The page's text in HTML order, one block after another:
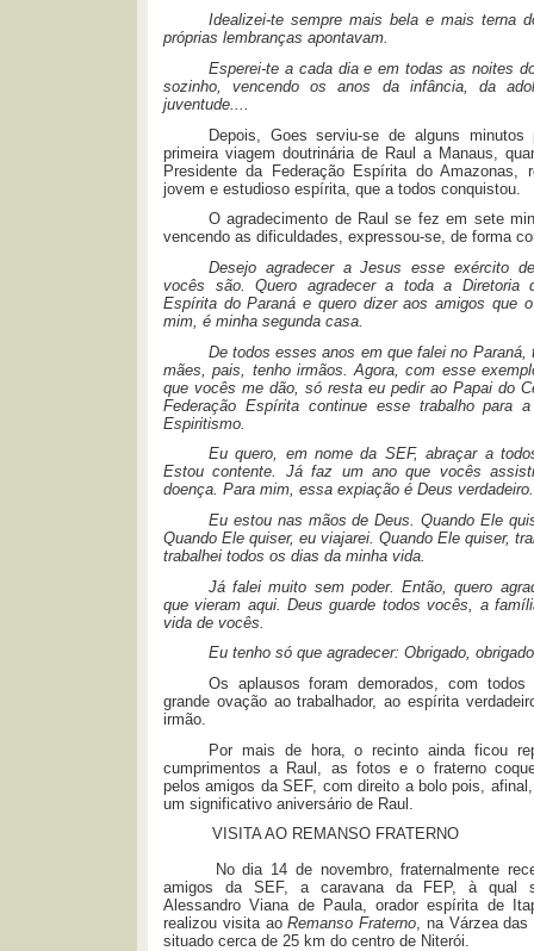
Idealizei-te sempre mais bela e mais terna
próprias lembranças apontavam.
Esperei-te a cada dia e em todas as noites
sozinho, vencendo os anos da infância, da
juventude....
Depois, Goes serviu-se de alguns minutos
primeira viagem doutrinária de Raul a Manaus,
Presidente da Federação Espírita do Amazonas,
jovem e estudioso espírita, que a todos conquistou.
O agradecimento de Raul se fez em sete
vencendo as dificuldades, expressou-se, de forma
Desejo agradecer a Jesus esse exército
vocês são. Quero agradecer a toda a Diretoria
Espírita do Paraná e quero dizer aos amigos que
mim, é minha segunda casa.
De todos esses anos em que falei no Paraná,
mães, pais, tenho irmãos. Agora, com esse
que vocês me dão, só resta eu pedir ao Papai do
Federação Espírita continue esse trabalho para
Espiritismo.
Eu quero, em nome da SEF, abraçar a
Estou contente. Já faz um ano que vocês
doença. Para mim, essa expiação é Deus verdadeiro.
Eu estou nas mãos de Deus. Quando Ele
Quando Ele quiser, eu viajarei. Quando Ele quiser,
trabalhei todos os dias da minha vida.
Já falei muito sem poder. Então, quero
que vieram aqui. Deus guarde todos vocês, a
vida de vocês.
Eu tenho só que agradecer: Obrigado,
Os aplausos foram demorados, com
grande ovação ao trabalhador, ao espírita
irmão.
Por mais de hora, o recinto ainda ficou
cumprimentos a Raul, as fotos e o fraterno
pelos amigos da SEF, com direito a bolo pois,
um significativo aniversário de Raul.
VISITA AO REMANSO FRATERNO
No dia 14 de novembro, fraternalmente
amigos da SEF, a caravana da FEP, à qual
Alessandro Viana de Paula, orador espírita de
realizou visita aoRemanso Fraterno, na Várzea das
situado cerca de 25 km do centro de Niterói.